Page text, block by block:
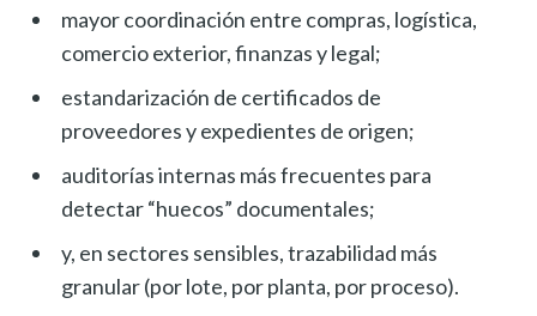
mayor coordinación entre compras, logística,
comercio exterior, finanzas y legal;
estandarización de certificados de
proveedores y expedientes de origen;
auditorías internas más frecuentes para
detectar “huecos” documentales;
y, en sectores sensibles, trazabilidad más
granular (por lote, por planta, por proceso).